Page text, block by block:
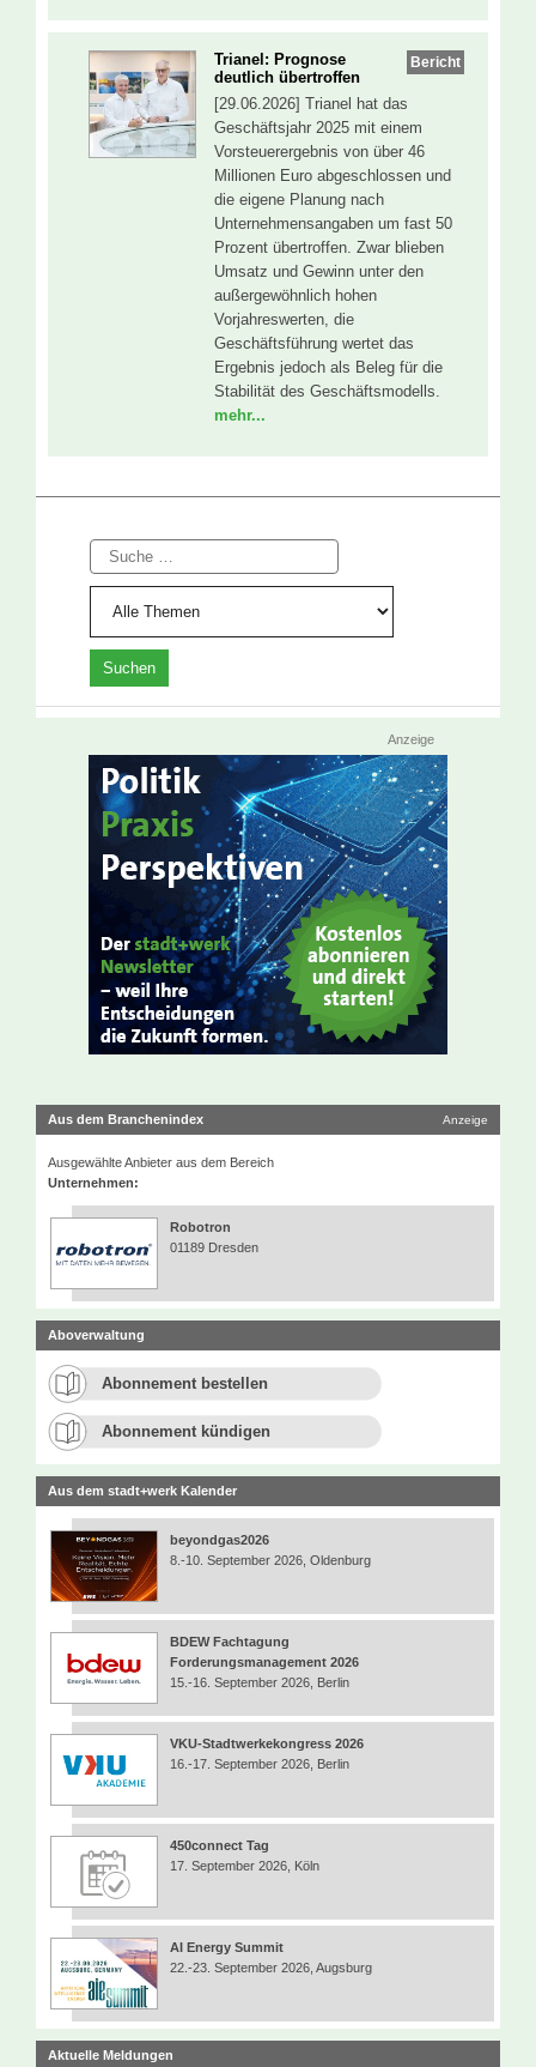
Bericht
Trianel: Prognose
deutlich übertroffen
[29.06.2026] Trianel hat das
Geschäftsjahr 2025 mit einem
Vorsteuerergebnis von über 46
Millionen Euro abgeschlossen und
die eigene Planung nach
Unternehmensangaben um fast 50
Prozent übertroffen. Zwar blieben
Umsatz und Gewinn unter den
außergewöhnlich hohen
Vorjahreswerten, die
Geschäftsführung wertet das
Ergebnis jedoch als Beleg für die
Stabilität des Geschäftsmodells.
mehr...
Suche
Anzeige
Aus dem Branchenindex Anzeige
Ausgewählte Anbieter aus dem Bereich
Unternehmen:
Robotron
01189 Dresden
Aboverwaltung
Abonnement bestellen
Abonnement kündigen
Aus dem stadt+werk Kalender
beyondgas2026
8.-10. September 2026, Oldenburg
BDEW Fachtagung
Forderungsmanagement 2026
15.-16. September 2026, Berlin
VKU-Stadtwerkekongress 2026
16.-17. September 2026, Berlin
450connect Tag
17. September 2026, Köln
AI Energy Summit
22.-23. September 2026, Augsburg
Aktuelle Meldungen